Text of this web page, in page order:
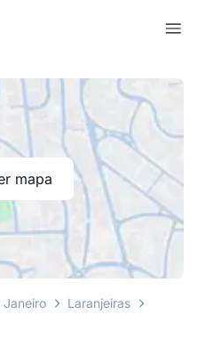
mapa
Janeiro Laranjeiras